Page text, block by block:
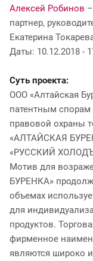
Алексей Робинов
партнер,
Екатерина
Даты: 10.12.2018 -
Суть проекта:
ООО «Алтайская
патентным спорам
правовой охраны
«АЛТАЙСКАЯ
«РУССКИЙ
Мотив для
БУРЕНКА»
объемах
для
продуктов.
фирменное
являются широко